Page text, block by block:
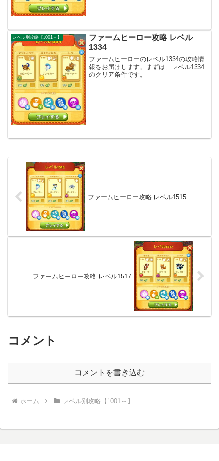
レベル別攻略【1001～】
ファームヒーロー攻略 レベル
1334
ファームヒーローのレベル1334の攻略情
報をお届けします。まずは、レベル1334
のクリア条件です。
ファームヒーロー攻略 レベル1515
ファームヒーロー攻略 レベル1517
コメント
コメントを書き込む
ホーム レベル別攻略【1001～】